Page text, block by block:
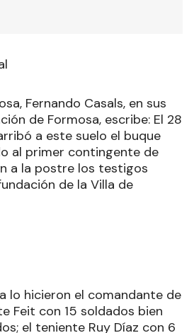
Fernando Casals, en sus
de Formosa, escribe: El 28
a este suelo el buque
al primer contingente de
a la postre los testigos
de la Villa de
lo hicieron el comandante de
Feit con 15 soldados bien
el teniente Ruy Díaz con 6